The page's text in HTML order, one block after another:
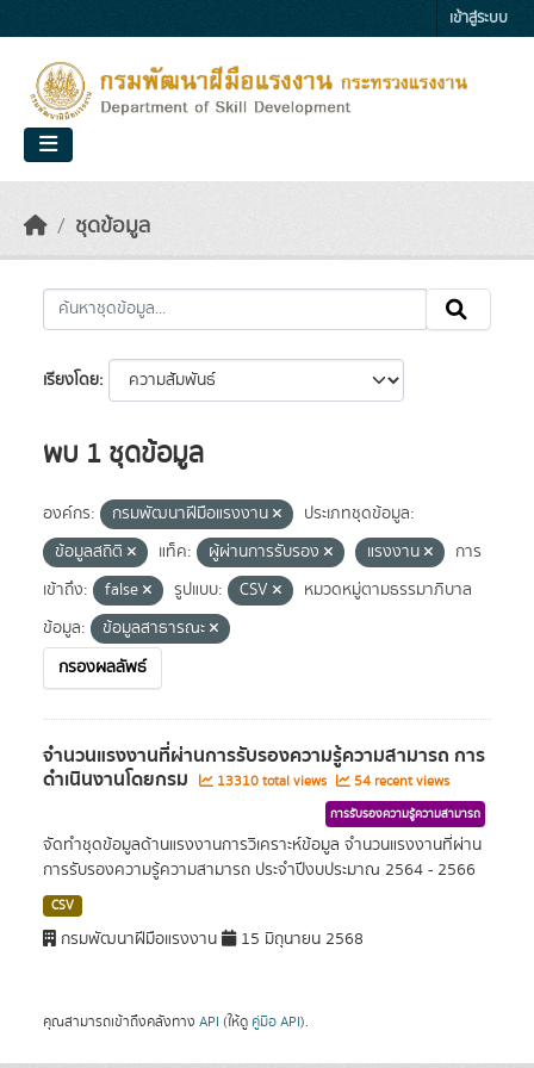
เข้าสู่ระบบ
ชุดข้อมูล
เรียงโดย
พบ 1 ชุดข้อมูล
องค์กร: กรมพัฒนาฝีมือแรงงาน
ประเภทชุดข้อมูล:
ข้อมูลสถิติ
แท็ค: ผู้ผ่านการรับรอง แรงงาน
การ
เข้าถึง:
false รูปแบบ: CSV
หมวดหมู่ตามธรรมาภิบาล
ข้อมูล:
ข้อมูลสาธารณะ
กรองผลลัพธ์
จำนวนแรงงานที่ผ่านการรับรองความรู้ความสามารถ การ
ดำเนินงานโดยกรม 13310 total views 54 recent views
การรับรองความรู้ความสามารถ
จัดทำชุดข้อมูลด้านแรงงานการวิเคราะห์ข้อมูล จำนวนแรงงานที่ผ่าน
การรับรองความรู้ความสามารถ ประจำปีงบประมาณ 2564 - 2566
CSV
กรมพัฒนาฝีมือแรงงาน 15 มิถุนายน 2568
คุณสามารถเข้าถึงคลังทาง API (ให้ดู คู่มือ API).